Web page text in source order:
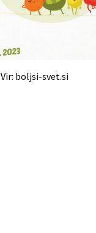
Vir: boljsi-svet.si